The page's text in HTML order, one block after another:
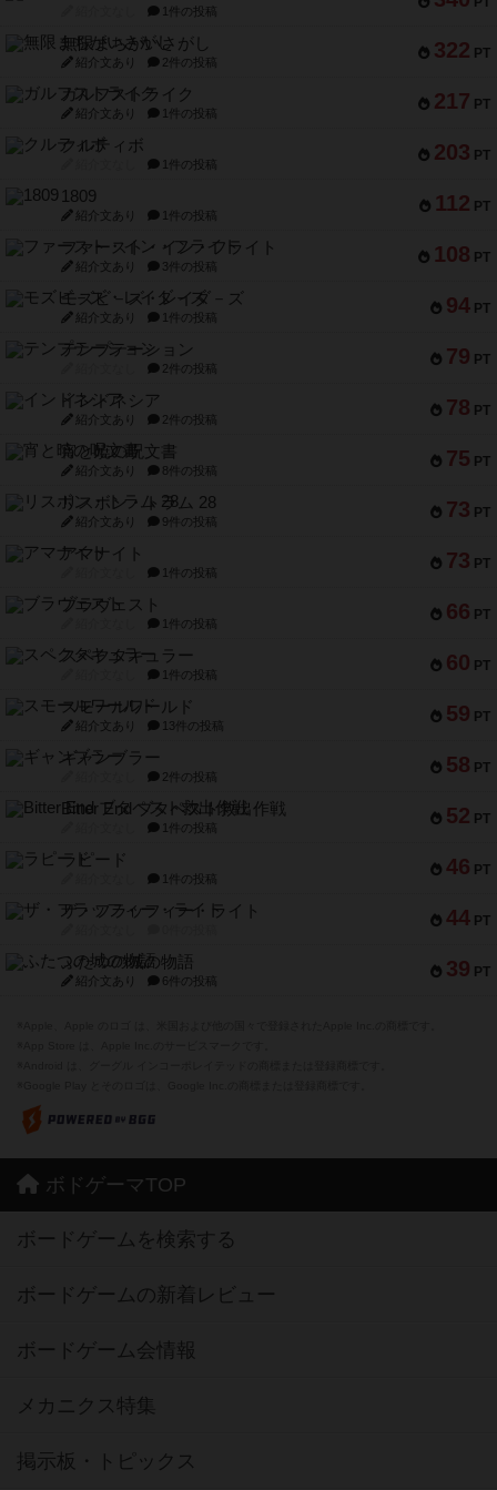
1件の投稿
322 PT
無限まちがいさがし
紹介文あり 2件の投稿
217 PT
ガルフストライク
紹介文あり 1件の投稿
203 PT
クルティボ
1件の投稿
112 PT
1809
紹介文あり 1件の投稿
108 PT
ファースト・イン・フライト
紹介文あり 3件の投稿
94 PT
モズビ－ズ・レイダ－ズ
紹介文あり 1件の投稿
79 PT
テンプテーション
2件の投稿
78 PT
インドネシア
紹介文あり 2件の投稿
75 PT
宵と暁の呪文書
紹介文あり 8件の投稿
73 PT
リスボン・トラム 28
紹介文あり 9件の投稿
73 PT
アマナイト
1件の投稿
66 PT
ブラヴェスト
1件の投稿
60 PT
スペクタキュラー
1件の投稿
59 PT
スモールワールド
紹介文あり 13件の投稿
58 PT
ギャンブラー
2件の投稿
52 PT
Bitter End ブタペスト救出作戦
1件の投稿
46 PT
ラピード
1件の投稿
44 PT
ザ・フラッフィー・ライト
39 PT
ふたつの城の物語
紹介文あり 6件の投稿
ボドゲーマTOP
ボードゲームを検索する
ボードゲームの新着レビュー
ボードゲーム会情報
メカニクス特集
掲示板・トピックス